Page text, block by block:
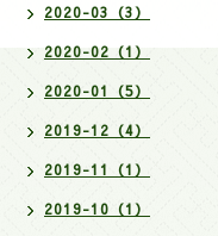
2020-03（3）
2020-02（1）
2020-01（5）
2019-12（4）
2019-11（1）
2019-10（1）